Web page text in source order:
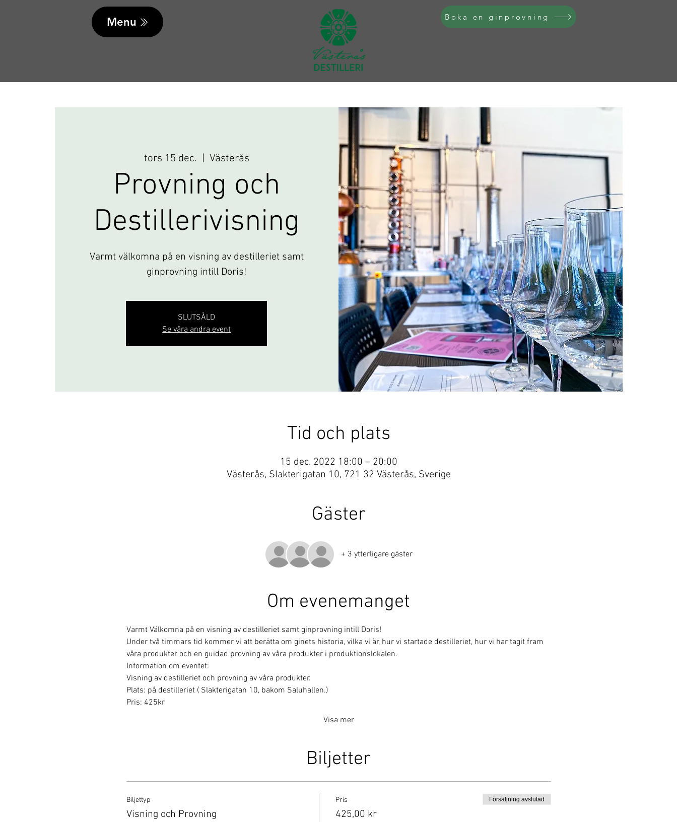
Menu Boka en ginprovning
tors 15 dec.
  |
Västerås
Provning och
Destillerivisning
Varmt välkomna på en visning av destilleriet samt
ginprovning intill Doris!
SLUTSÅLD
Se våra andra event
Tid och plats
15 dec. 2022 18:00 – 20:00
Västerås, Slakterigatan 10, 721 32 Västerås, Sverige
Gäster
+ 3 ytterligare gäster
Om evenemanget
Varmt Välkomna på en visning av destilleriet samt ginprovning intill Doris!
Under två timmars tid kommer vi att berätta om ginets historia, vilka vi är, hur vi startade destilleriet, hur vi har tagit fram
våra produkter och en guidad provning av våra produkter i produktionslokalen.
Information om eventet:
Visning av destilleriet och provning av våra produkter.
Plats: på destilleriet ( Slakterigatan 10, bakom Saluhallen.)
Pris: 425kr
Visa mer
Biljetter
Biljettyp
Visning och Provning
Pris
425,00 kr
Försäljning avslutad